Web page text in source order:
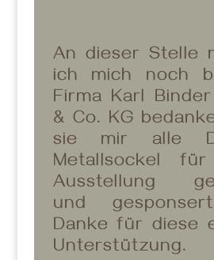
An dieser Stelle
ich mich noch
Firma Karl
& Co. KG
sie mir alle
Metallsockel
Ausstellung
und
Danke für diese
Unterstützung.